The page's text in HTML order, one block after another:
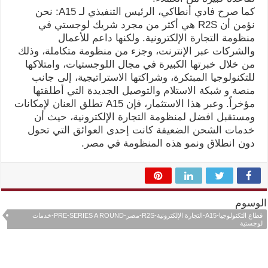
كما صرح فادي أنطاكي، الرئيس التنفيذي لـ A15: نحن
نؤمن أن R2S هي أكثر من مجرد شريك لوجستي في
منظومة التجارة الإلكترونية. ولكنها داعم للأعمال
والشركات عبر الإنترنت، وجزء من منظومة متكاملة، وذلك
من خلال خبرتها الكبيرة في مجال اللوجستيات، وامتلاكها
للتكنولوجيا المبتكرة، وشراكتها الاستراتيجية، إلى جانب
منصة و شبكة الاستلام والتوصيل الجديدة التي أطلقتها
مؤخراً. وعبر هذا الاستثمار، فإن A15 تطلق العنان لإمكانات
ومستقبل افضل لمنظومة التجارة الإلكترونية، حيث أن
خدمات الشحن الضعيفة كانت إحدى العوائق التي تحول
دون انطلاق ونمو هذه المنظومة في مصر.
الوسوم
قطاع التكنولوجيا-A15-التجارة الإلكترونية-R2S-مصر-PRE-SERIES A ROUND-خدمات
لوجستية